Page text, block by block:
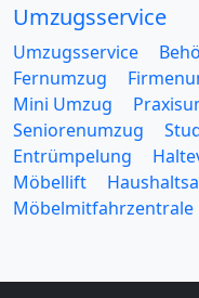
Umzugsservice
Umzugsservice
Fernumzug
Mini Umzug
Seniorenumzug
Entrümpelung
Möbellift
Möbelmitfahrzentrale